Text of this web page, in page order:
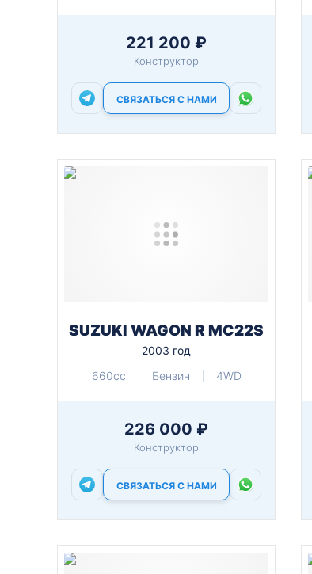
221 200 ₽
Конструктор
СВЯЗАТЬСЯ С НАМИ
SUZUKI WAGON R MC22S
2003 год
660cc
Бензин 4WD
226 000 ₽
Конструктор
СВЯЗАТЬСЯ С НАМИ